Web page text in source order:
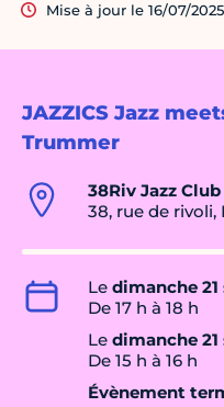
JAZZICS Jazz
Trummer
38Riv Jazz Club
38, rue de rivoli,
Le dimanche
De 17 h à 18 h
Le dimanche
De 15 h à 16 h
Évènement
Mise à jour le 16/07/2025